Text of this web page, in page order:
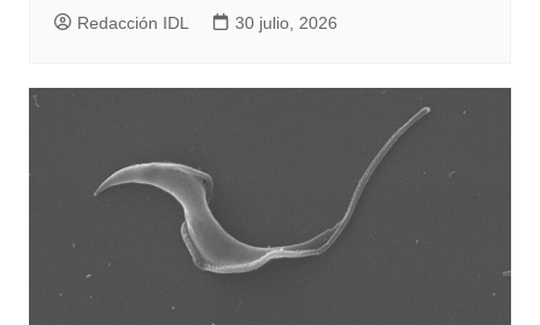
Redacción IDL 30 julio, 2026